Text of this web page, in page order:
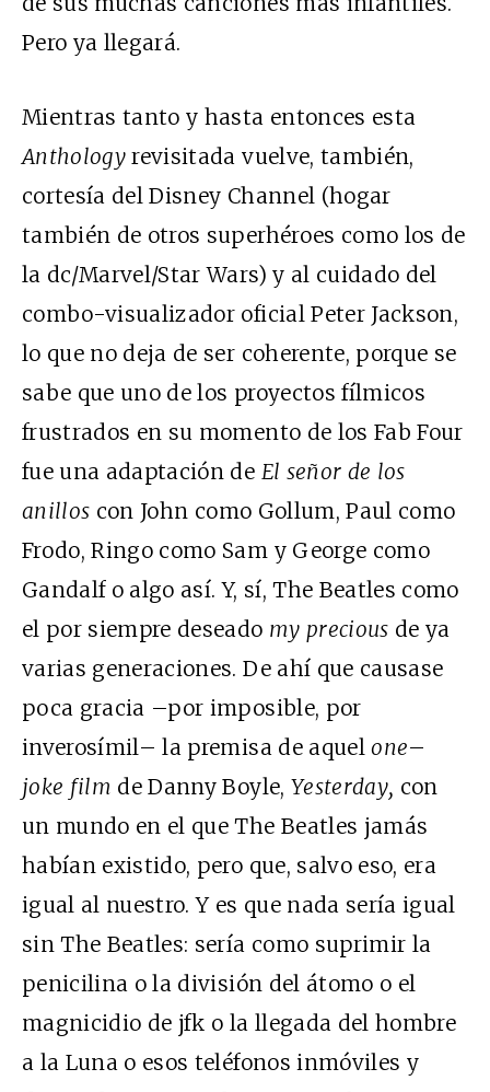
Pero ya llegará.
Mientras tanto y hasta entonces esta
Anthology revisitada vuelve, también,
cortesía del Disney Channel (hogar
también de otros superhéroes como los de
la dc/Marvel/Star Wars) y al cuidado del
combo-visualizador oficial Peter Jackson,
lo que no deja de ser coherente, porque se
sabe que uno de los proyectos fílmicos
frustrados en su momento de los Fab Four
fue una adaptación de El señor de los
anillos con John como Gollum, Paul como
Frodo, Ringo como Sam y George como
Gandalf o algo así. Y, sí, The Beatles como
el por siempre deseado my precious de ya
varias generaciones. De ahí que causase
poca gracia –por imposible, por
inverosímil– la premisa de aquelone–
joke film de Danny Boyle, Yesterday, con
un mundo en el que The Beatles jamás
habían existido, pero que, salvo eso, era
igual al nuestro. Y es que nada sería igual
sin The Beatles: sería como suprimir la
penicilina o la división del átomo o el
magnicidio de jfk o la llegada del hombre
a la Luna o esos teléfonos inmóviles y